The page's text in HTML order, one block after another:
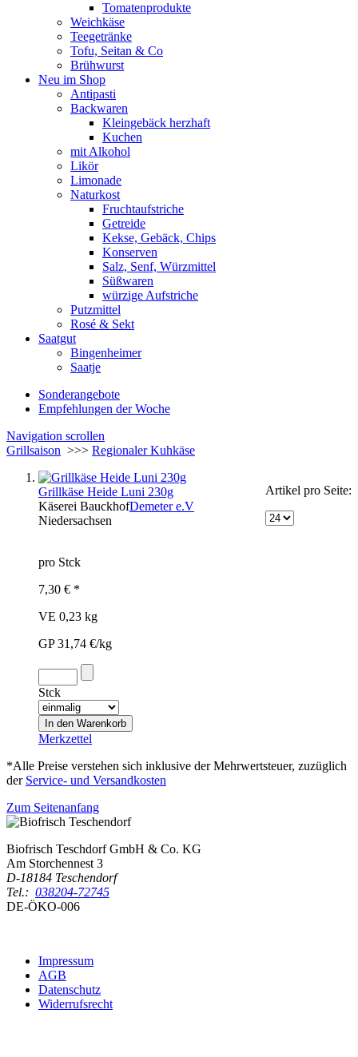
Tomatenprodukte
Weichkäse
Teegetränke
Tofu, Seitan & Co
Brühwurst
Neu im Shop
Antipasti
Backwaren
Kleingebäck herzhaft
Kuchen
mit Alkohol
Likör
Limonade
Naturkost
Fruchtaufstriche
Getreide
Kekse, Gebäck, Chips
Konserven
Salz, Senf, Würzmittel
Süßwaren
würzige Aufstriche
Putzmittel
Rosé & Sekt
Saatgut
Bingenheimer
Saatje
Sonderangebote
Empfehlungen der Woche
Navigation scrollen
Grillsaison >>> Regionaler Kuhkäse
Artikel pro Seite:
Grillkäse Heide Luni 230g
Käserei BauckhofDemeter e.V
Niedersachsen
pro Stck
7,30 € *
VE 0,23 kg
GP 31,74 €/kg
Stck
Merkzettel
*Alle Preise verstehen sich inklusive der Mehrwertsteuer, zuzüglich
der Service- und Versandkosten
Zum Seitenanfang
Biofrisch Teschdorf GmbH & Co. KG
Am Storchennest 3
D-18184 Teschendorf
Tel.: 038204-72745
DE-ÖKO-006
Impressum
AGB
Datenschutz
Widerrufsrecht